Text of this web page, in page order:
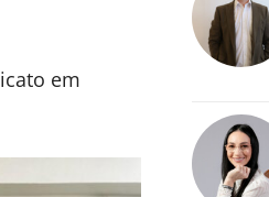
em